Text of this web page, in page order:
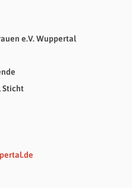
e.V. Wuppertal
Sticht